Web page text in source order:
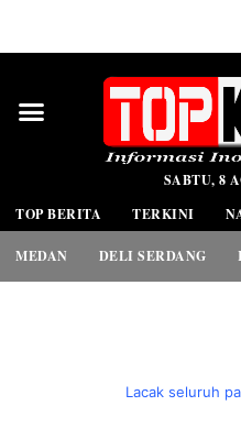
SABTU, 8
TOP BERITA
TERKINI
MEDAN DELI SERDANG
Lacak seluruh